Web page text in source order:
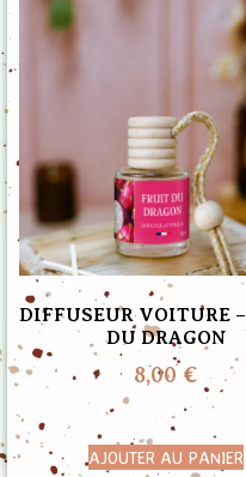
DIFFUSEUR VOITURE
DU DRAGON
8,00 €
AJOUTER AU PANIER